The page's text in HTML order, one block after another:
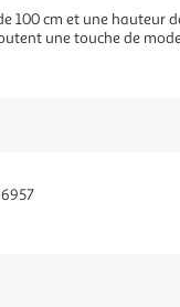
100 cm et une hauteur
une touche de